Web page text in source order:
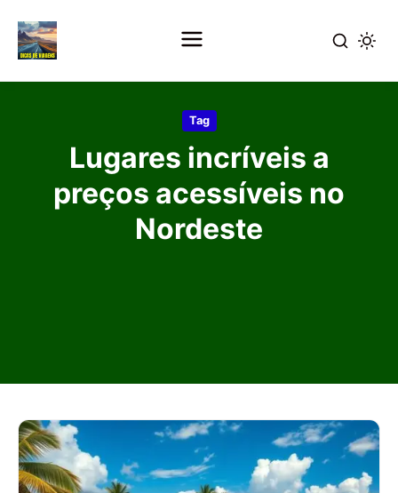
Tag
Lugares incríveis a
preços acessíveis no
Nordeste